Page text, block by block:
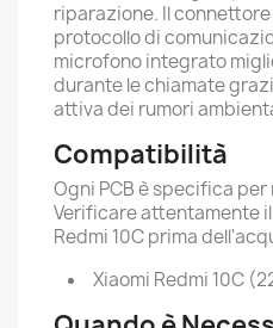
riparazione. Il
protocollo di
microfono integrato
durante le chiamate
attiva dei rumori
Compatibilità
Ogni PCB è specifica
Verificare attentamente
Redmi 10C prima
Xiaomi Redmi 10C